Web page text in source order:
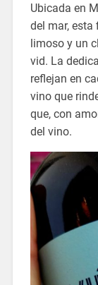
Ubicada en
del mar,
limoso y un
vid. La
reflejan en
vino que
que, con
del vino.